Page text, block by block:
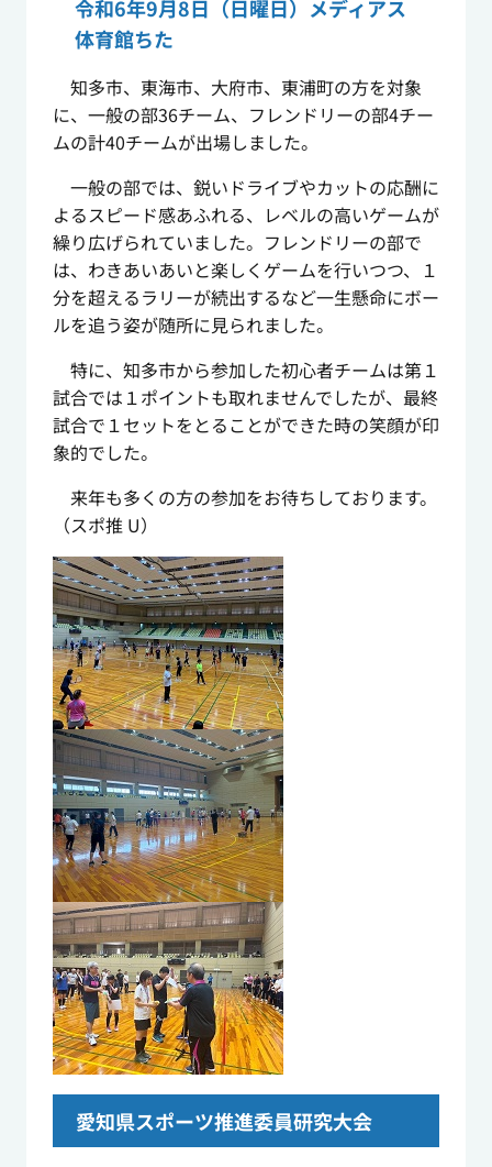
令和6年9月8日（日曜日）メディアス
体育館ちた
知多市、東海市、大府市、東浦町の方を対象
に、一般の部36チーム、フレンドリーの部4チー
ムの計40チームが出場しました。
一般の部では、鋭いドライブやカットの応酬に
よるスピード感あふれる、レベルの高いゲームが
繰り広げられていました。フレンドリーの部で
は、わきあいあいと楽しくゲームを行いつつ、１
分を超えるラリーが続出するなど一生懸命にボー
ルを追う姿が随所に見られました。
特に、知多市から参加した初心者チームは第１
試合では１ポイントも取れませんでしたが、最終
試合で１セットをとることができた時の笑顔が印
象的でした。
来年も多くの方の参加をお待ちしております。
（スポ推 U）
愛知県スポーツ推進委員研究大会